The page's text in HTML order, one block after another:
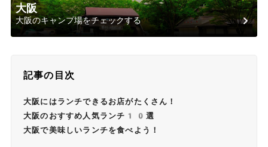
大阪
大阪のキャンプ場をチェックする
記事の目次
大阪にはランチできるお店がたくさん！
大阪のおすすめ人気ランチ10選
大阪で美味しいランチを食べよう！